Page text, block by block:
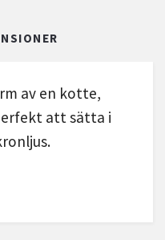
av en kotte,
att sätta i